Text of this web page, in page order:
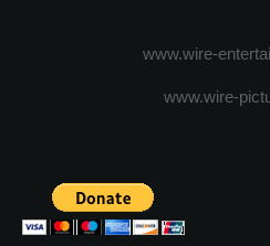
www.wire-
www.wire-